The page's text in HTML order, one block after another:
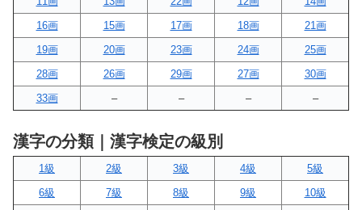
16画
15画 17画 18画
21画
19画
20画 23画 24画
25画
28画
26画 29画 27画
30画
33画
– – – –
漢字の分類｜漢字検定の級別
1級 2級 3級 4級
5級
6級
7級 8級 9級 10級